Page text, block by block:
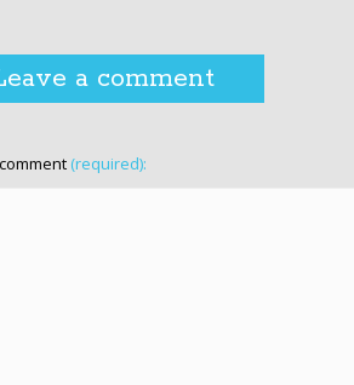
a comment
(required):